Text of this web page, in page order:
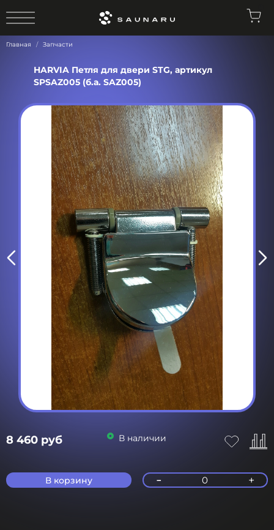
Главная Запчасти
HARVIA Петля для двери STG, артикул
SPSAZ005 (б.а. SAZ005)
8 460 руб В наличии
В корзину - 0 +